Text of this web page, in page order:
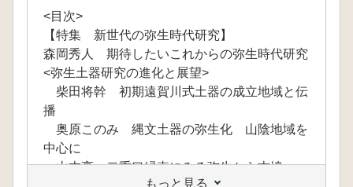
<目次>
【特集 新世代の弥生時代研究】
森岡秀人 期待したいこれからの弥生時代研究
<弥生土器研究の進化と展望>
柴田将幹 初期遠賀川式土器の成立地域と伝
播
奥原このみ 縄文土器の弥生化 山陰地域を
中心に
山本亮 二重口縁壺にみる弥生から古墳
もっと見る